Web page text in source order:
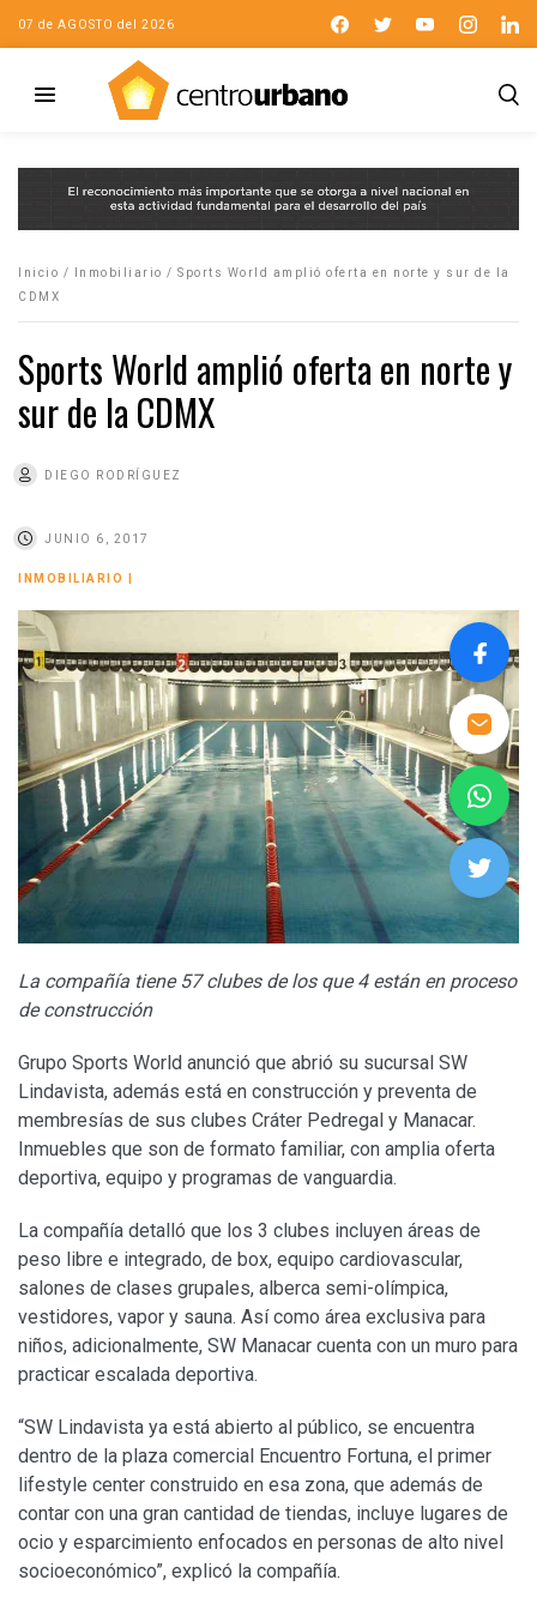
07 de AGOSTO del 2026
Inicio / Inmobiliario / Sports World amplió oferta en norte y sur de la
CDMX
Sports World amplió oferta en norte y
sur de la CDMX
DIEGO RODRÍGUEZ
JUNIO 6, 2017
INMOBILIARIO
La compañía tiene 57 clubes de los que 4 están en proceso
de construcción
Grupo Sports World anunció que abrió su sucursal SW
Lindavista, además está en construcción y preventa de
membresías de sus clubes Cráter Pedregal y Manacar.
Inmuebles que son de formato familiar, con amplia oferta
deportiva, equipo y programas de vanguardia.
La compañía detalló que los 3 clubes incluyen áreas de
peso libre e integrado, de box, equipo cardiovascular,
salones de clases grupales, alberca semi-olímpica,
vestidores, vapor y sauna. Así como área exclusiva para
niños, adicionalmente, SW Manacar cuenta con un muro para
practicar escalada deportiva.
“SW Lindavista ya está abierto al público, se encuentra
dentro de la plaza comercial Encuentro Fortuna, el primer
lifestyle center construido en esa zona, que además de
contar con una gran cantidad de tiendas, incluye lugares de
ocio y esparcimiento enfocados en personas de alto nivel
socioeconómico”, explicó la compañía.